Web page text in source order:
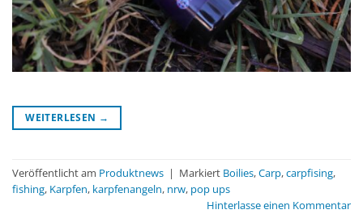
WEITERLESEN →
Veröffentlicht am Produktnews | Markiert Boilies,Carp,carpfising,
fishing, Karpfen, karpfenangeln, nrw, pop ups
Hinterlasse einen Kommentar